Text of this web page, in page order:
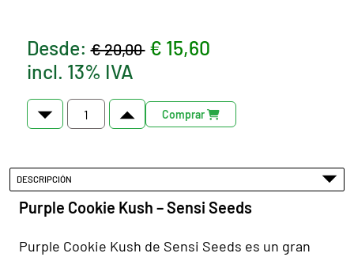
Desde:€ 20,00 € 15,60
incl. 13% IVA
Comprar
DESCRIPCIÓN
Purple Cookie Kush – Sensi Seeds
Purple Cookie Kush de Sensi Seeds es un gran